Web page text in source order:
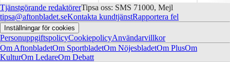
Tjänstgörande redaktörerTipsa oss: SMS 71000, Mejl
tipsa@aftonbladet.seKontakta kundtjänstRapportera fel
Inställningar för cookies
PersonuppgiftspolicyCookiepolicyAnvändarvillkor
Om AftonbladetOm SportbladetOm NöjesbladetOm PlusOm
KulturOm LedareOm Debatt